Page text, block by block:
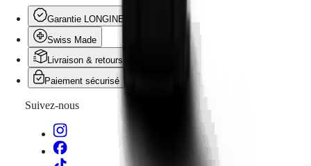
Garantie LONGINES
Swiss Made
Livraison & retours offerts
Paiement sécurisé
Suivez-nous